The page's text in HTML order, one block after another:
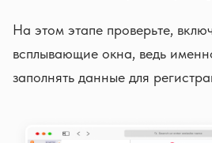
На этом этапе проверьте,
всплывающие окна, ведь
заполнять данные для